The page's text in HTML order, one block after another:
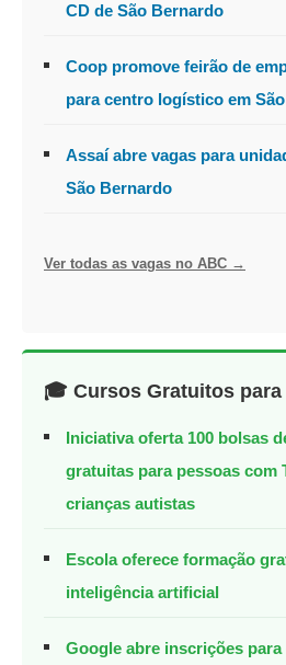
CD de São Bernardo
Coop promove feirão de
para centro logístico em
Assaí abre vagas para
São Bernardo
Ver todas as vagas no ABC →
🎓 Cursos Gratuitos para
Iniciativa oferta 100 bolsas
gratuitas para pessoas com
crianças autistas
Escola oferece formação
inteligência artificial
Google abre inscrições